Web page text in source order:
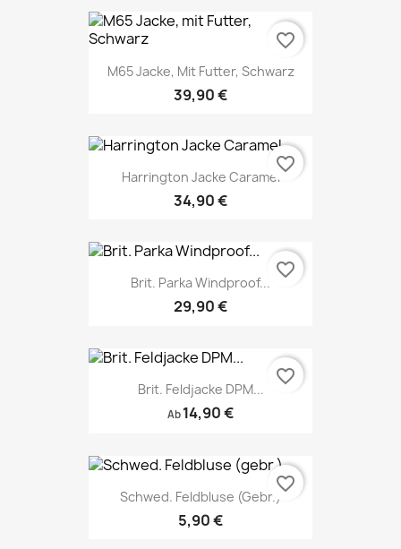
M65 Jacke, Mit Futter, Schwarz
39,90 €
favorite_border
Harrington Jacke Caramel
34,90 €
favorite_border
Brit. Parka Windproof...
29,90 €
favorite_border
Brit. Feldjacke DPM...
Ab 14,90 €
favorite_border
Schwed. Feldbluse (gebr.)
5,90 €
favorite_border